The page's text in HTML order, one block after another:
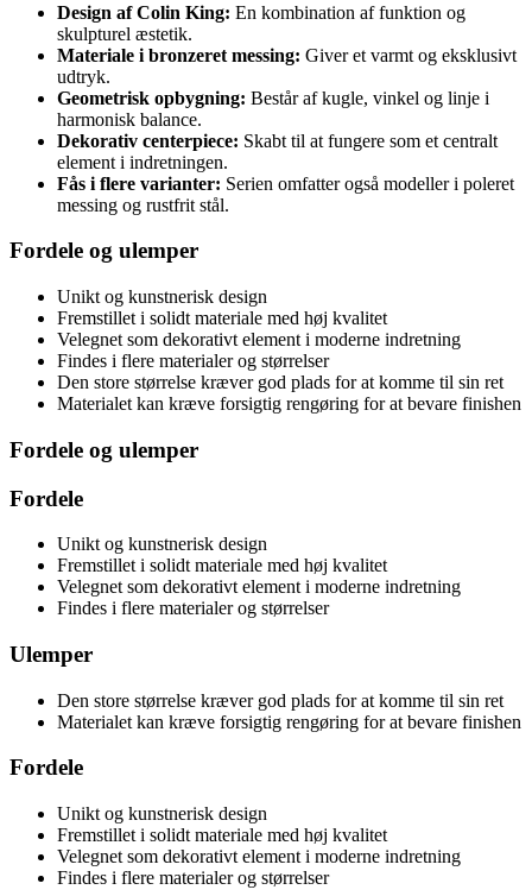
Design af Colin King: En kombination af funktion og
skulpturel æstetik.
Materiale i bronzeret messing: Giver et varmt og eksklusivt
udtryk.
Geometrisk opbygning: Består af kugle, vinkel og linje i
harmonisk balance.
Dekorativ centerpiece: Skabt til at fungere som et centralt
element i indretningen.
Fås i flere varianter: Serien omfatter også modeller i poleret
messing og rustfrit stål.
Fordele og ulemper
Unikt og kunstnerisk design
Fremstillet i solidt materiale med høj kvalitet
Velegnet som dekorativt element i moderne indretning
Findes i flere materialer og størrelser
Den store størrelse kræver god plads for at komme til sin ret
Materialet kan kræve forsigtig rengøring for at bevare finishen
Fordele og ulemper
Fordele
Unikt og kunstnerisk design
Fremstillet i solidt materiale med høj kvalitet
Velegnet som dekorativt element i moderne indretning
Findes i flere materialer og størrelser
Ulemper
Den store størrelse kræver god plads for at komme til sin ret
Materialet kan kræve forsigtig rengøring for at bevare finishen
Fordele
Unikt og kunstnerisk design
Fremstillet i solidt materiale med høj kvalitet
Velegnet som dekorativt element i moderne indretning
Findes i flere materialer og størrelser